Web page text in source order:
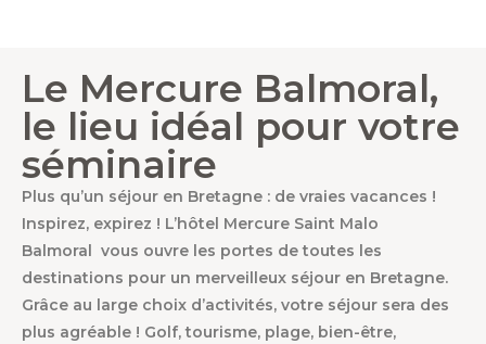
Le Mercure Balmoral,
le lieu idéal pour votre
séminaire
Plus qu’un séjour en Bretagne : de vraies vacances !
Inspirez, expirez ! L’hôtel Mercure Saint Malo
Balmoral vous ouvre les portes de toutes les
destinations pour un merveilleux séjour en Bretagne.
Grâce au large choix d’activités, votre séjour sera des
plus agréable ! Golf, tourisme, plage, bien-être,